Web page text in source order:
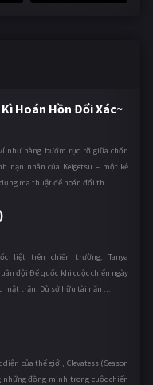
Hoán Hồn Đổi Xác~
như nàng bướm rực rỡ giữa chốn
nạn nhân của Keigetsu – một kẻ
ma thuật để hoán đổi th ...
liệt trên chiến trường, Tanya
đội Đế quốc khi cuộc chiến ngày
mặt trận. Dù sở hữu tài năn ...
của thế giới, Clevatess (Season
những đồng minh trong cuộc chiến